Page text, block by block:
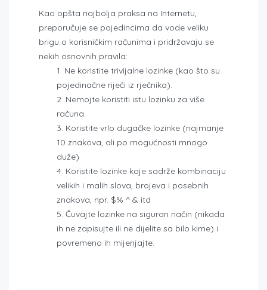
Kao opšta najbolja praksa na Internetu,
preporučuje se pojedincima da vode veliku
brigu o korisničkim računima i pridržavaju se
nekih osnovnih pravila:
Ne koristite trivijalne lozinke (kao što su
pojedinačne riječi iz rječnika).
Nemojte koristiti istu lozinku za više
računa.
Koristite vrlo dugačke lozinke (najmanje
10 znakova, ali po mogućnosti mnogo
duže)
Koristite lozinke koje sadrže kombinaciju
velikih i malih slova, brojeva i posebnih
znakova, npr. $% ^ & itd
Čuvajte lozinke na siguran način (nikada
ih ne zapisujte ili ne dijelite sa bilo kime) i
povremeno ih mijenjajte.